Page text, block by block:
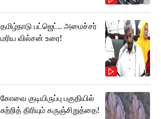
தமிழ்நாடு பட்ஜெட்.. அமைச்சர்
மரிய வில்சன் உரை!
கோவை குடியிருப்பு பகுதியில்
சுற்றித் திரியும் கருஞ்சிறுத்தை!